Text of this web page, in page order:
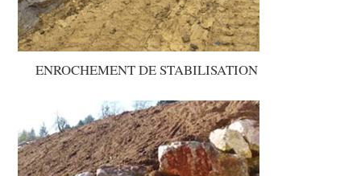
ENROCHEMENT DE STABILISATION